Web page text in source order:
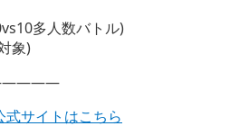
多人数バトル)
象)
式サイトはこちら